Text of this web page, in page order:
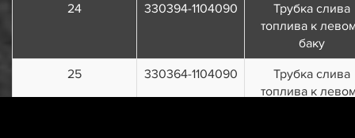
24
330394-1104090
Трубка слива
топлива к
баку
25
330364-1104090
Трубка слива
топлива к